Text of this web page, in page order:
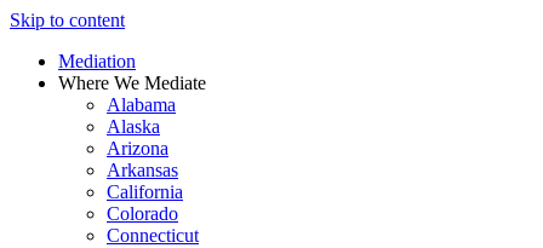
Skip to content
Mediation
Where We Mediate
Alabama
Alaska
Arizona
Arkansas
California
Colorado
Connecticut